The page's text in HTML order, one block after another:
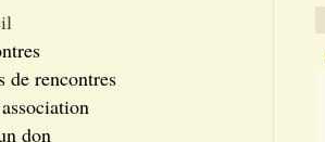
de rencontres
don